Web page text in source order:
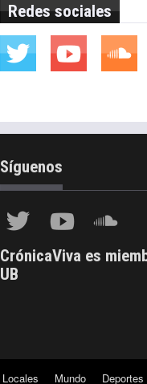
Redes sociales
Síguenos
CrónicaViva es
UB
Locales Mundo Deportes